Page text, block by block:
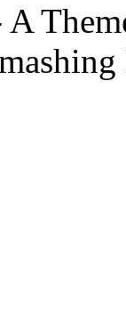
A